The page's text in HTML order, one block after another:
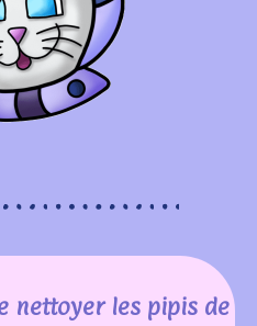
nettoyer les pipis de